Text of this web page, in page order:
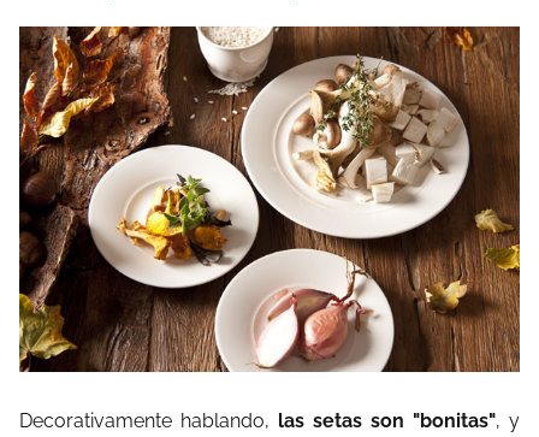
Decorativamente hablando, las setas son "bonitas", y